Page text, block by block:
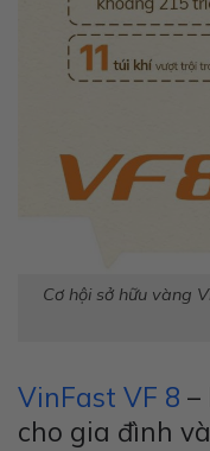
Cơ hội sở hữu vàng
VinFast VF 8 –
cho gia đình